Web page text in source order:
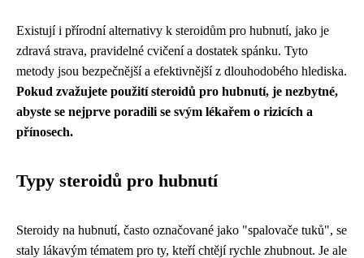
Existují i ​​přírodní alternativy k steroidům pro hubnutí, jako je
zdravá strava, pravidelné cvičení a dostatek spánku. Tyto
metody jsou bezpečnější a efektivnější z dlouhodobého hlediska.
Pokud zvažujete použití steroidů pro hubnutí, je nezbytné,
abyste se nejprve poradili se svým lékařem o rizicích a
přínosech.
Typy steroidů pro hubnutí
Steroidy na hubnutí, často označované jako "spalovače tuků", se
staly lákavým tématem pro ty, kteří chtějí rychle zhubnout. Je ale